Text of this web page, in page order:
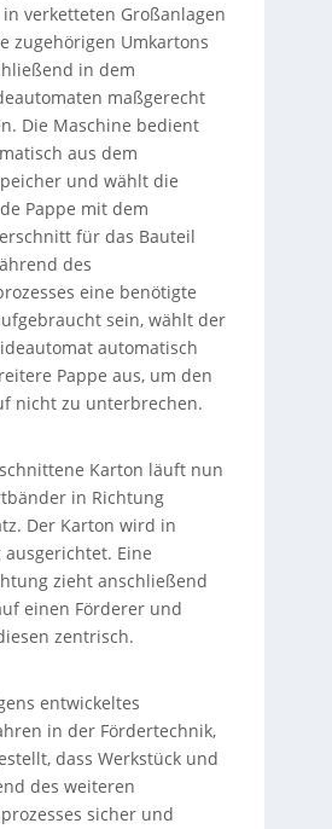
verketteten Großanlagen
zugehörigen Umkartons
in dem
maßgerecht
Die Maschine bedient
aus dem
und wählt die
Pappe mit dem
für das Bauteil
des
eine benötigte
sein, wählt der
automatisch
Pappe aus, um den
nicht zu unterbrechen.
Karton läuft nun
in Richtung
Der Karton wird in
Eine
zieht anschließend
einen Förderer und
zentrisch.
entwickeltes
in der Fördertechnik,
dass Werkstück und
des weiteren
sicher und